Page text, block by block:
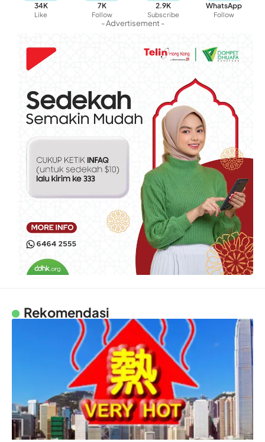
34K
Like
7K
Follow
2.9K
Subscribe
WhatsApp
Follow
- Advertisement -
Rekomendasi